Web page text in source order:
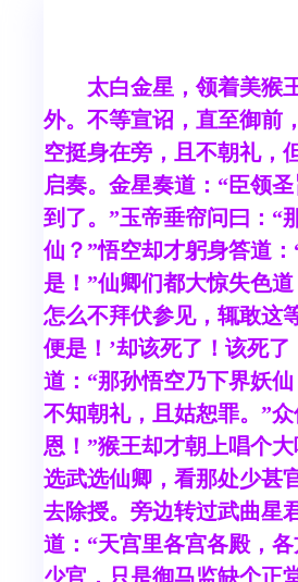
太白金星，领着美猴
外。不等宣诏，直至御前
空挺身在旁，且不朝礼，
启奏。金星奏道：“臣领
到了。”玉帝垂帘问曰：“
仙？”悟空却才躬身答道
是！”仙卿们都大惊失色道
怎么不拜伏参见，辄敢这
便是！’却该死了！该死了
道：“那孙悟空乃下界妖仙
不知朝礼，且姑恕罪。”
恩！”猴王却才朝上唱个
选武选仙卿，看那处少甚
去除授。旁边转过武曲星
道：“天宫里各宫各殿，
少官，只是御马监缺个正